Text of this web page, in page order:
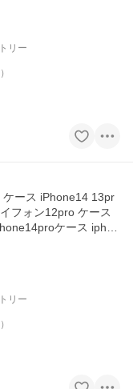
リー
）
ース iPhone14 13pr
フォン12pro ケース
ケース iphon
リー
）